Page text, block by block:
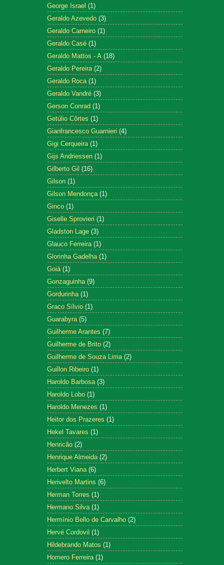
George Israel (1)
Geraldo Azevedo (3)
Geraldo Carneiro (1)
Geraldo Casé (1)
Geraldo Mattos - A (18)
Geraldo Pereira (2)
Geraldo Roca (1)
Geraldo Vandré (3)
Gerson Conrad (1)
Getúlio Côrtes (1)
Gianfrancesco Guarnieri (4)
Gigi Cerqueira (1)
Gijs Andriessen (1)
Gilberto Gil (16)
Gilson (1)
Gilson Mendonça (1)
Ginco (1)
Giselle Sprovieri (1)
Gladston Lage (3)
Glauco Ferreira (1)
Glorinha Gadelha (1)
Goiá (1)
Gonzaguinha (9)
Gordurinha (1)
Graco Sílvio (1)
Guarabyra (5)
Guilherme Arantes (7)
Guilherme de Brito (2)
Guilherme de Souza Lima (2)
Guillon Ribeiro (1)
Haroldo Barbosa (3)
Haroldo Lobo (1)
Haroldo Menezes (1)
Heitor dos Prazeres (1)
Hekel Tavares (1)
Henricão (2)
Henrique Almeida (2)
Herbert Viana (6)
Herivelto Martins (6)
Herman Torres (1)
Hermano Silva (1)
Hermínio Bello de Carvalho (2)
Hervé Cordovil (1)
Hildebrando Matos (1)
Homero Ferreira (1)